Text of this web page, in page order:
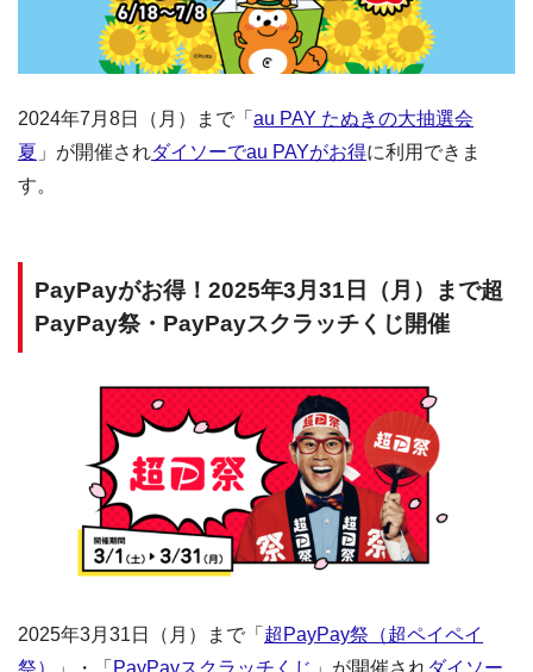
2024年7月8日（月）まで「 au PAY たぬきの大抽選会
夏 」が開催されダイソーでau PAYがお得に利用できま
す。
PayPayがお得！2025年3月31日（月）まで超
PayPay祭・PayPayスクラッチくじ開催
2025年3月31日（月）まで「 超PayPay祭（超ペイペイ